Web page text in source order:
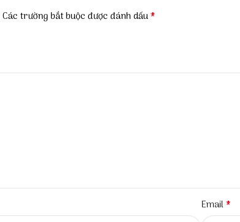
Các trường bắt buộc được đánh dấu*
Email*